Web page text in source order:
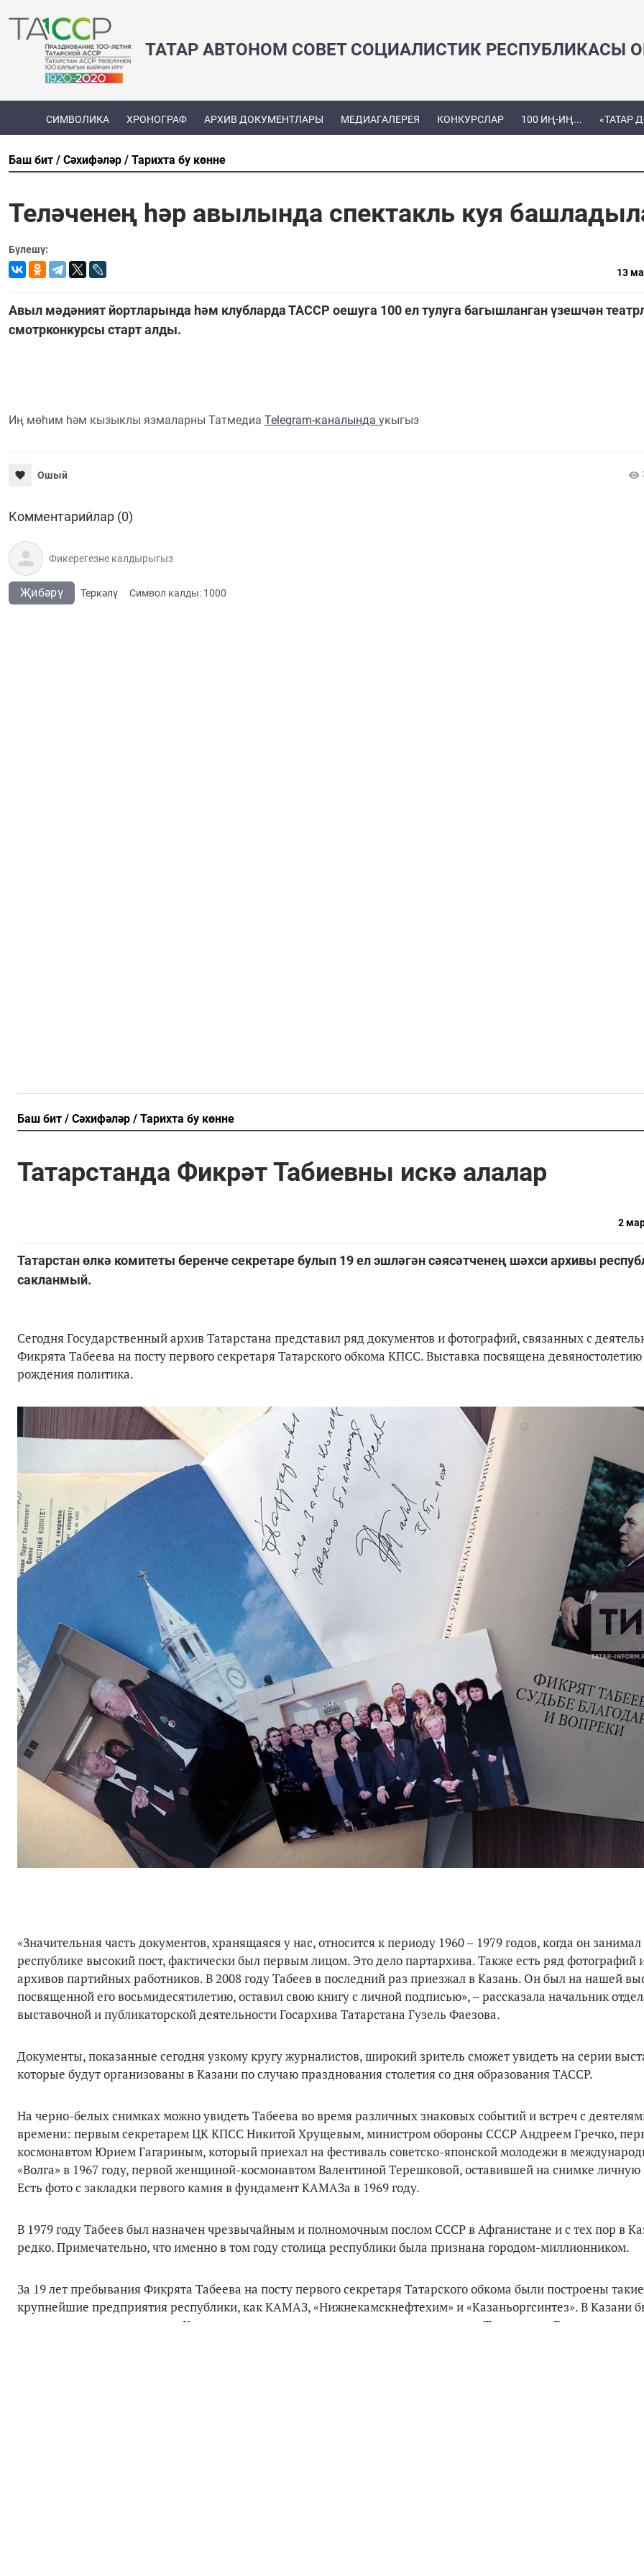
ТАТАР АВТОНОМ СОВЕТ СОЦИАЛИСТИК РЕСПУБЛИКАСЫ
СИМВОЛИКА ХРОНОГРАФ АРХИВ ДОКУМЕНТЛАРЫ МЕДИАГАЛЕРЕЯ КОНКУРСЛАР 100 ИҢ-ИҢ... «ТАТАР
Баш бит Сәхифәләр Тарихта бу көнне
Теләченең һәр авылында спектакль куя
Бүлешү:
13
Авыл мәдәният йортларында һәм клубларда ТАССР оешуга 100 ел тулуга багышланган үзешчән
смотрконкурсы старт алды.
Иң мөһим һәм кызыклы язмаларны Татмедиа Telegram-каналында укыгыз
Ошый
Комментарийлар (0)
Җибәрү Теркәлү Cимвол калды: 1000
Баш бит Сәхифәләр Тарихта бу көнне
Татарстанда Фикрәт Табиевны искә алалар
2
Татарстан өлкә комитеты беренче секретаре булып 19 ел эшләгән сәясәтченең шәхси архивы
сакланмый.
Сегодня Государственный архив Татарстана представил ряд документов и фотографий, связанных с
Фикрята Табеева на посту первого секретаря Татарского обкома КПСС. Выставка посвящена
рождения политика.
«Значительная часть документов, хранящаяся у нас, относится к периоду 1960 – 1979 годов, когда он занимал
республике высокий пост, фактически был первым лицом. Это дело партархива. Также есть ряд фотографий
архивов партийных работников. В 2008 году Табеев в последний раз приезжал в Казань. Он был на нашей
посвященной его восьмидесятилетию, оставил свою книгу с личной подписью», – рассказала начальник
выставочной и публикаторской деятельности Госархива Татарстана Гузель Фаезова.
Документы, показанные сегодня узкому кругу журналистов, широкий зритель сможет увидеть на серии
которые будут организованы в Казани по случаю празднования столетия со дня образования ТАССР.
На черно-белых снимках можно увидеть Табеева во время различных знаковых событий и встреч с
времени: первым секретарем ЦК КПСС Никитой Хрущевым, министром обороны СССР Андреем Гречко,
космонавтом Юрием Гагариным, который приехал на фестиваль советско-японской молодежи в
«Волга» в 1967 году, первой женщиной-космонавтом Валентиной Терешковой, оставившей на снимке личную
Есть фото с закладки первого камня в фундамент КАМАЗа в 1969 году.
В 1979 году Табеев был назначен чрезвычайным и полномочным послом СССР в Афганистане и с тех пор в
редко. Примечательно, что именно в том году столица республики была признана городом-миллионником.
За 19 лет пребывания Фикрята Табеева на посту первого секретаря Татарского обкома были построены такие
крупнейшие предприятия республики, как КАМАЗ, «Нижнекамскнефтехим» и «Казаньоргсинтез». В Казани
возведены знаковые здания Казанского цирка, молодежного центра, гостиницы «Татарстан», Госархива на